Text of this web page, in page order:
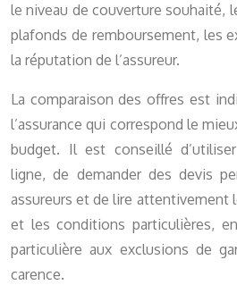
le niveau de couverture souhaité,
plafonds de remboursement, les
la réputation de l’assureur.
La comparaison des offres est
l’assurance qui correspond le
budget. Il est conseillé
ligne, de demander des devis
assureurs et de lire attentivement
et les conditions particulières,
particulière aux exclusions de
carence.